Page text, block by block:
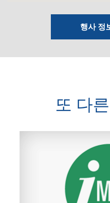
행사 정
또 다